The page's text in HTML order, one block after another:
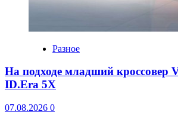
Разное
На подходе младший кроссовер
ID.Era 5X
07.08.2026 0